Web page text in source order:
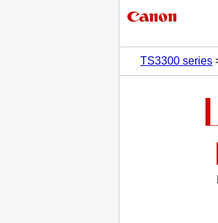
TS3300 series